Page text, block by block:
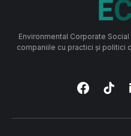
Environmental Corporate
companiile cu practici și politici